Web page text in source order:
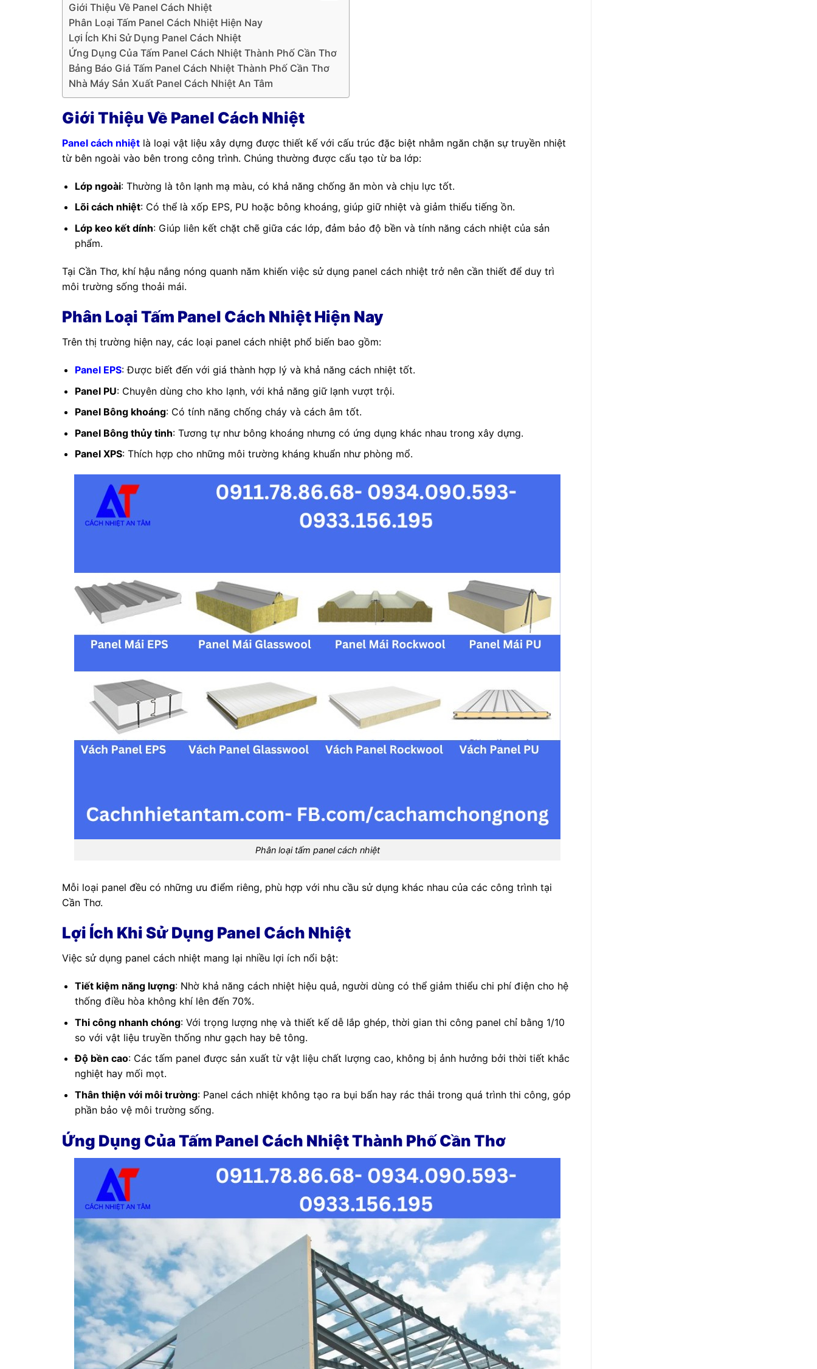
Giới Thiệu Về Panel Cách Nhiệt
Phân Loại Tấm Panel Cách Nhiệt Hiện Nay
Lợi Ích Khi Sử Dụng Panel Cách Nhiệt
Ứng Dụng Của Tấm Panel Cách Nhiệt Thành Phố Cần Thơ
Bảng Báo Giá Tấm Panel Cách Nhiệt Thành Phố Cần Thơ
Nhà Máy Sản Xuất Panel Cách Nhiệt An Tâm
Giới Thiệu Về Panel Cách Nhiệt
Panel cách nhiệt là loại vật liệu xây dựng được thiết kế với cấu trúc đặc biệt nhằm ngăn chặn sự truyền nhiệt
từ bên ngoài vào bên trong công trình. Chúng thường được cấu tạo từ ba lớp:
Lớp ngoài: Thường là tôn lạnh mạ màu, có khả năng chống ăn mòn và chịu lực tốt.
Lõi cách nhiệt: Có thể là xốp EPS, PU hoặc bông khoáng, giúp giữ nhiệt và giảm thiểu tiếng ồn.
Lớp keo kết dính: Giúp liên kết chặt chẽ giữa các lớp, đảm bảo độ bền và tính năng cách nhiệt của sản
phẩm.
Tại Cần Thơ, khí hậu nắng nóng quanh năm khiến việc sử dụng panel cách nhiệt trở nên cần thiết để duy trì
môi trường sống thoải mái.
Phân Loại Tấm Panel Cách Nhiệt Hiện Nay
Trên thị trường hiện nay, các loại panel cách nhiệt phổ biến bao gồm:
Panel EPS: Được biết đến với giá thành hợp lý và khả năng cách nhiệt tốt.
Panel PU: Chuyên dùng cho kho lạnh, với khả năng giữ lạnh vượt trội.
Panel Bông khoáng: Có tính năng chống cháy và cách âm tốt.
Panel Bông thủy tinh: Tương tự như bông khoáng nhưng có ứng dụng khác nhau trong xây dựng.
Panel XPS: Thích hợp cho những môi trường kháng khuẩn như phòng mổ.
Phân loại tấm panel cách nhiệt
Mỗi loại panel đều có những ưu điểm riêng, phù hợp với nhu cầu sử dụng khác nhau của các công trình tại
Cần Thơ.
Lợi Ích Khi Sử Dụng Panel Cách Nhiệt
Việc sử dụng panel cách nhiệt mang lại nhiều lợi ích nổi bật:
Tiết kiệm năng lượng: Nhờ khả năng cách nhiệt hiệu quả, người dùng có thể giảm thiểu chi phí điện cho hệ
thống điều hòa không khí lên đến 70%.
Thi công nhanh chóng: Với trọng lượng nhẹ và thiết kế dễ lắp ghép, thời gian thi công panel chỉ bằng 1/10
so với vật liệu truyền thống như gạch hay bê tông.
Độ bền cao: Các tấm panel được sản xuất từ vật liệu chất lượng cao, không bị ảnh hưởng bởi thời tiết khắc
nghiệt hay mối mọt.
Thân thiện với môi trường: Panel cách nhiệt không tạo ra bụi bẩn hay rác thải trong quá trình thi công, góp
phần bảo vệ môi trường sống.
Ứng Dụng Của Tấm Panel Cách Nhiệt Thành Phố Cần Thơ